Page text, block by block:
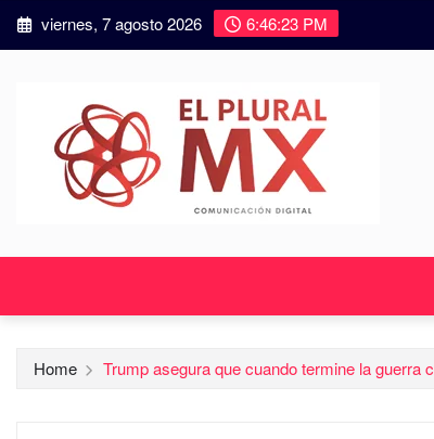
viernes, 7 agosto 2026 6:46:25 PM
Home Trump asegura que cuando termine la guerra